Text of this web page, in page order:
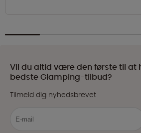
Vil du altid være den første til at
bedste Glamping-tilbud?
Tilmeld dig nyhedsbrevet